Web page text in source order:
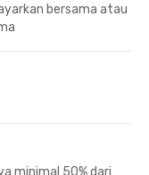
bersama atau
minimal 50% dari